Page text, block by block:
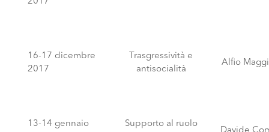
16-17 dicembre
2017
Trasgressività e
antisocialità
Alfio
13-14 gennaio
Supporto al ruolo